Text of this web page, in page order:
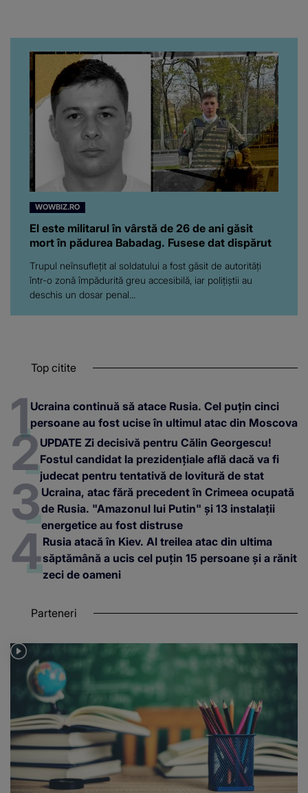
“Am suflet mare. Eu am
ajutat-o.”
WOWBIZ.RO
El este militarul în vârstă de 26 de ani găsit
mort în pădurea Babadag. Fusese dat dispărut
Trupul neînsuflețit al soldatului a fost găsit de autorități
într-o zonă împădurită greu accesibilă, iar polițiștii au
deschis un dosar penal...
Top citite
Ucraina continuă să atace Rusia. Cel puțin cinci
persoane au fost ucise în ultimul atac din Moscova
UPDATE Zi decisivă pentru Călin Georgescu!
Fostul candidat la prezidențiale află dacă va fi
judecat pentru tentativă de lovitură de stat
Ucraina, atac fără precedent în Crimeea ocupată
de Rusia. "Amazonul lui Putin" și 13 instalații
energetice au fost distruse
Rusia atacă în Kiev. Al treilea atac din ultima
săptămână a ucis cel puțin 15 persoane și a rănit
zeci de oameni
Parteneri